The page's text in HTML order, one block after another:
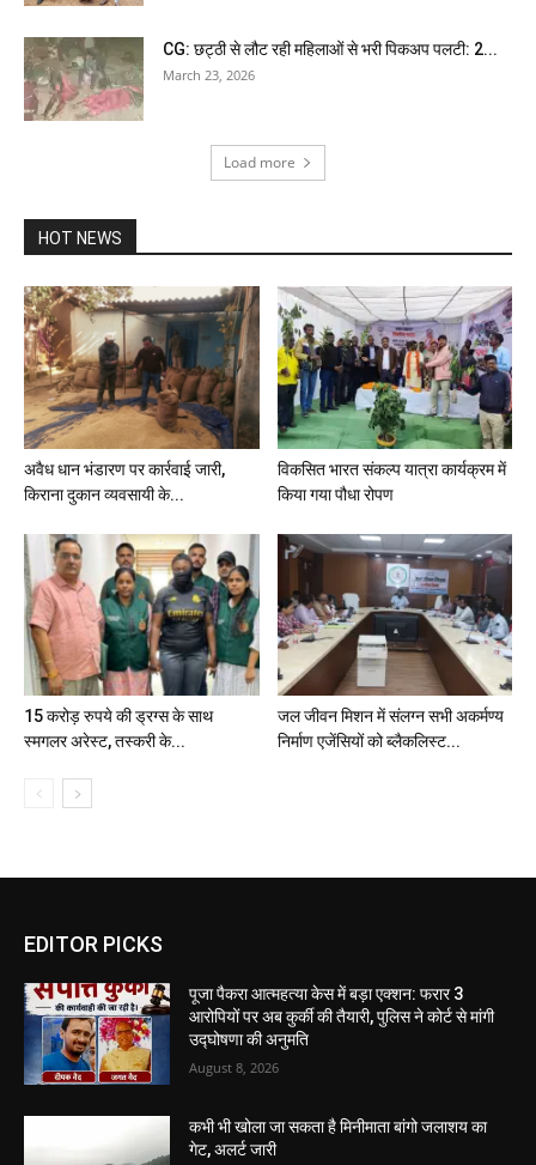
CG: छट्ठी से लौट रही महिलाओं से भरी पिकअप पलटी: 2...
March 23, 2026
Load more
HOT NEWS
अवैध धान भंडारण पर कार्रवाई जारी,
किराना दुकान व्यवसायी के...
विकसित भारत संकल्प यात्रा कार्यक्रम में
किया गया पौधा रोपण
15 करोड़ रुपये की ड्रग्स के साथ
स्मगलर अरेस्ट, तस्करी के...
जल जीवन मिशन में संलग्न सभी अकर्मण्य
निर्माण एजेंसियों को ब्लैकलिस्ट...
EDITOR PICKS
पूजा पैकरा आत्महत्या केस में बड़ा एक्शन: फरार 3
आरोपियों पर अब कुर्की की तैयारी, पुलिस ने कोर्ट से मांगी
उद्घोषणा की अनुमति
August 8, 2026
कभी भी खोला जा सकता है मिनीमाता बांगो जलाशय का
गेट, अलर्ट जारी